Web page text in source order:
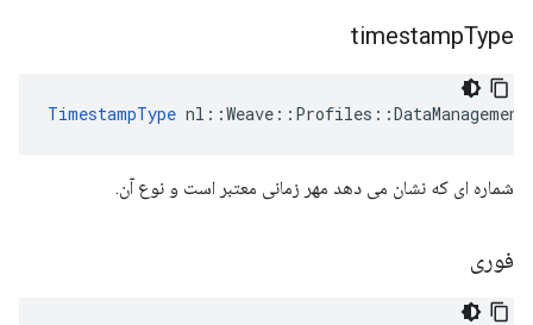
timestampType
TimestampType
شماره ای که نشان می دهد مهر زمانی معتبر است و نوع آن.
فوری